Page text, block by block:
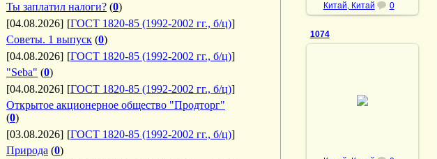
Ты заплатил налоги? (0)
[04.08.2026] [ГОСТ 1820-85 (1992-2002 гг., б/ц)]
Советы. 1 выпуск (0)
[04.08.2026] [ГОСТ 1820-85 (1992-2002 гг., б/ц)]
"Seba" (0)
[04.08.2026] [ГОСТ 1820-85 (1992-2002 гг., б/ц)]
Открытое акционерное общество "Продторг"
(0)
[03.08.2026] [ГОСТ 1820-85 (1992-2002 гг., б/ц)]
Природа (0)
Китай, Китай 0
1074